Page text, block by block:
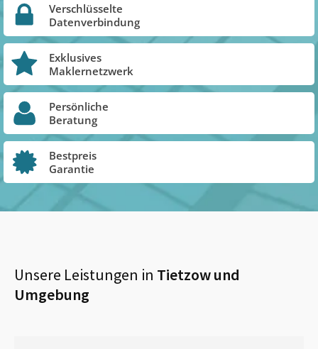
Verschlüsselte
Datenverbindung
Exklusives
Maklernetzwerk
Persönliche
Beratung
Bestpreis
Garantie
Unsere Leistungen in Tietzowund
Umgebung